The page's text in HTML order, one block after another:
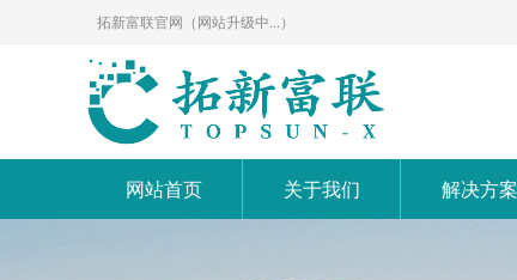
拓新富联官网（网站升级中...）
网站首页 关于我们 解决方案